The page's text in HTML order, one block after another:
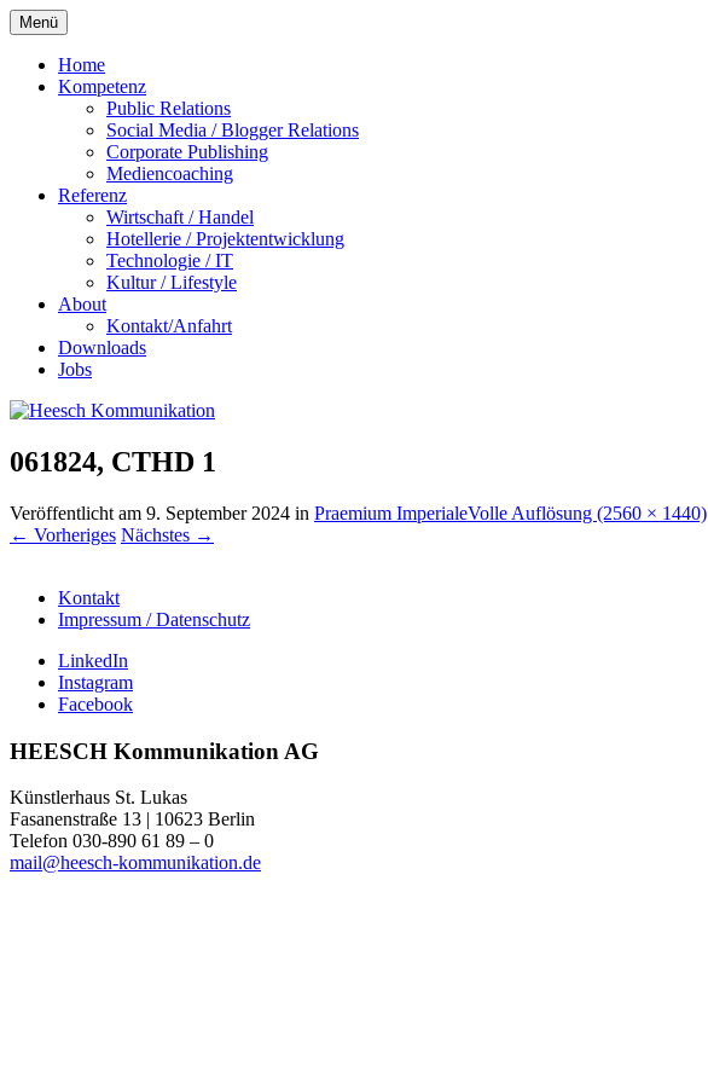
Menü Zum
Inhalt
springen
Home
Kompetenz
Public Relations
Social Media / Blogger Relations
Corporate Publishing
Mediencoaching
Referenz
Wirtschaft / Handel
Hotellerie / Projektentwicklung
Technologie / IT
Kultur / Lifestyle
About
Kontakt/Anfahrt
Downloads
Jobs
061824, CTHD 1
Veröffentlicht am 9. September 2024 in Praemium ImperialeVolle Auflösung (2560 × 1440)
← Vorheriges Nächstes →
Kontakt
Impressum / Datenschutz
LinkedIn
Instagram
Facebook
HEESCH Kommunikation AG
Künstlerhaus St. Lukas
Fasanenstraße 13 | 10623 Berlin
Telefon 030-890 61 89 – 0
mail@heesch-kommunikation.de